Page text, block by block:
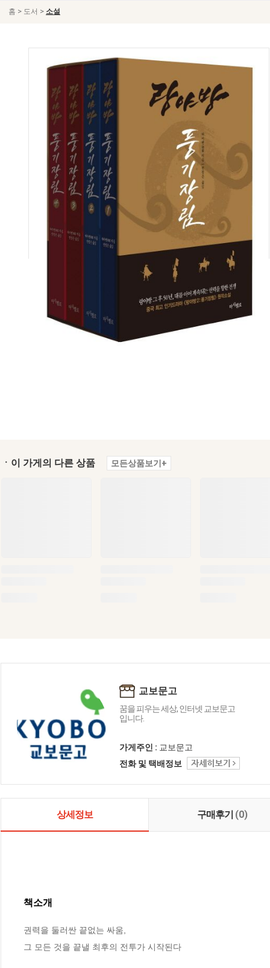
홈 > 도서 > 소설
ㆍ이 가게의 다른 상품 모든상품보기+
교보문고
꿈을 피우는 세상, 인터넷 교보문고
입니다.
가게주인 : 교보문고
전화 및 택배정보
상세정보 구매후기 (0)
책소개
권력을 둘러싼 끝없는 싸움,
그 모든 것을 끝낼 최후의 전투가 시작된다